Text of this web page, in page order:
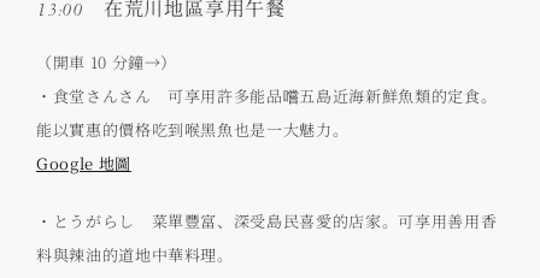
13:00 在荒川地區享用午餐
（開車 10 分鐘→）
・食堂さんさん 可享用許多能品嚐五島近海新鮮魚類的定食。
能以實惠的價格吃到喉黑魚也是一大魅力。
Google 地圖
・とうがらし 菜單豐富、深受島民喜愛的店家。可享用善用香
料與辣油的道地中華料理。